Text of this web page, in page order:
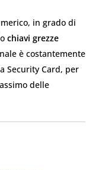
in grado di
chiavi grezze
è costantemente
Security Card, per
delle